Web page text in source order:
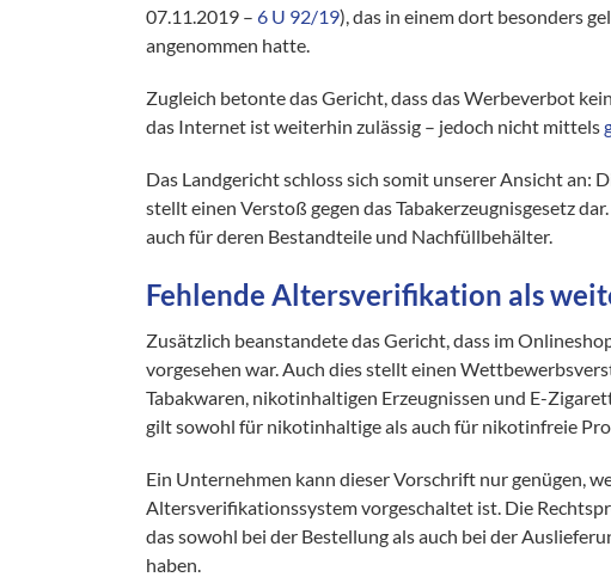
07.11.2019 –6 U 92/19), das in einem dort besonders
angenommen hatte.
Zugleich betonte das Gericht, dass das Werbeverbot
das Internet ist weiterhin zulässig – jedoch nicht mittels
Das Landgericht schloss sich somit unserer Ansicht an:
stellt einen Verstoß gegen das Tabakerzeugnisgesetz
auch für deren Bestandteile und Nachfüllbehälter.
Fehlende Altersverifikation als
Zusätzlich beanstandete das Gericht, dass im
vorgesehen war. Auch dies stellt einen
Tabakwaren, nikotinhaltigen Erzeugnissen und E-
gilt sowohl für nikotinhaltige als auch für nikotinfreie
Ein Unternehmen kann dieser Vorschrift nur genügen,
Altersverifikationssystem vorgeschaltet ist. Die
das sowohl bei der Bestellung als auch bei der
haben.